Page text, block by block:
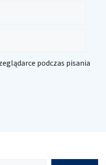
podczas pisania